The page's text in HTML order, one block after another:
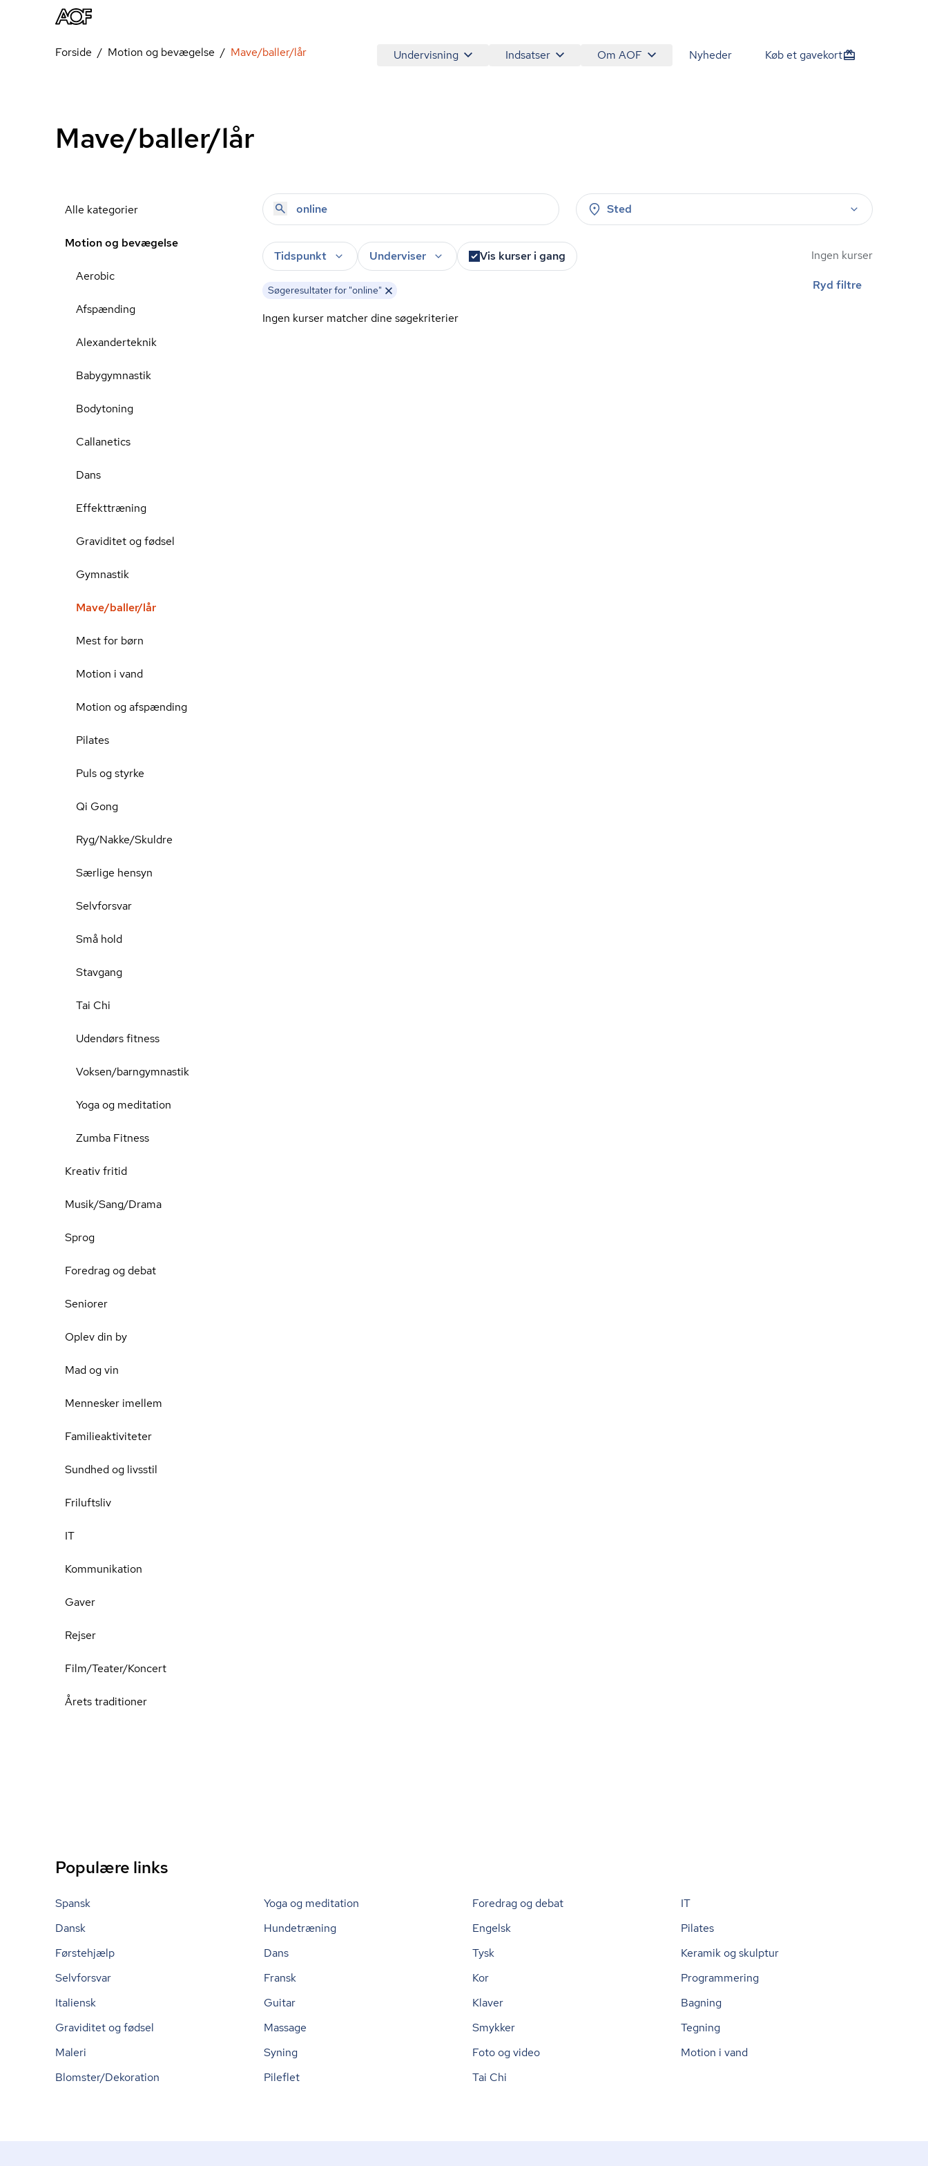
Undervisning Indsatser Om AOF Nyheder Køb et gavekort
Forside Motion og bevægelse Mave/baller/lår
Mave/baller/lår
Alle kategorier
Motion og bevægelse
Aerobic
Afspænding
Alexanderteknik
Babygymnastik
Bodytoning
Callanetics
Dans
Effekttræning
Graviditet og fødsel
Gymnastik
Mave/baller/lår
Mest for børn
Motion i vand
Motion og afspænding
Pilates
Puls og styrke
Qi Gong
Ryg/Nakke/Skuldre
Særlige hensyn
Selvforsvar
Små hold
Stavgang
Tai Chi
Udendørs fitness
Voksen/barngymnastik
Yoga og meditation
Zumba Fitness
Kreativ fritid
Musik/Sang/Drama
Sprog
Foredrag og debat
Seniorer
Oplev din by
Mad og vin
Mennesker imellem
Familieaktiviteter
Sundhed og livsstil
Friluftsliv
IT
Kommunikation
Gaver
Rejser
Film/Teater/Koncert
Årets traditioner
Sted
Tidspunkt Underviser Vis kurser i gang
Søgeresultater for "online"
Ingen kurser
Ryd filtre
Ingen kurser matcher dine søgekriterier
Populære links
Spansk Yoga og meditation Foredrag og debat
IT
Dansk
Hundetræning Engelsk
Pilates
Førstehjælp
Dans Tysk
Keramik og skulptur
Selvforsvar
Fransk Kor
Programmering
Italiensk
Guitar Klaver
Bagning
Graviditet og fødsel
Massage Smykker
Tegning
Maleri
Syning Foto og video
Motion i vand
Blomster/Dekoration
Pileflet Tai Chi